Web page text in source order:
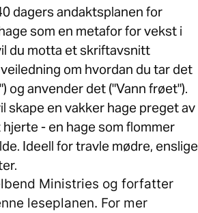
dagers andaktsplanen for
som en metafor for vekst i
du motta et skriftavsnitt
om hvordan du tar det
og anvender det ("Vann frøet").
skape en vakker hage preget av
- en hage som flommer
Ideell for travle mødre, enslige
Ministries og forfatter
leseplanen. For mer